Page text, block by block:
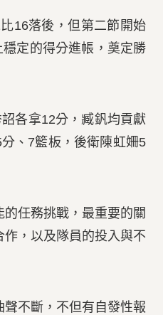
16落後，但第二節開始
定的得分進帳，奠定勝
各拿12分，臧釩均貢獻
、7籃板，後衛陳虹姍5
任務挑戰，最重要的關
，以及隊員的投入與不
不斷，不但有自發性報